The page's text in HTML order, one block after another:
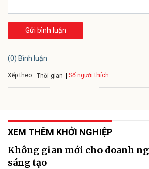
Gửi bình luận
(0) Bình luận
Xếp theo: Thời gian Số người thích
XEM THÊM KHỞI NGHIỆP
Không gian mới cho doanh
sáng tạo